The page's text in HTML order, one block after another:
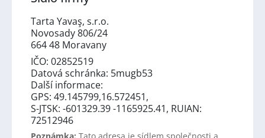
Tarta Yavaş, s.r.o.
Novosady 806/24
664 48 Moravany
IČO: 02852519
Datová schránka: 5mugb53
Další informace:
GPS: 49.145799,16.572451,
S-JTSK: -601329.39 -1165925.41, RUIAN:
72512946